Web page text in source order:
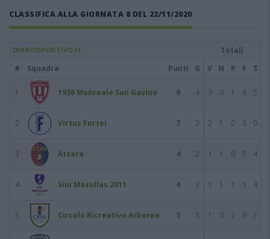
CLASSIFICA ALLA GIORNATA 8 DEL 22/11/2020
DIARIOSPORTIVO.IT
Totali
#
Squadra Punti G V N P F S
1 1936 Monreale San Gavino 9 4 3 0 1 6 5
2 Virtus Furtei 7 3 2 1 0 3 0
3 Atzara 4 2 1 1 0 5 4
4 Sini Masullas 2011 4 3 1 1 1 5 4
5 Circolo Ricreativo Arborea 3 3 1 0 2 9 7